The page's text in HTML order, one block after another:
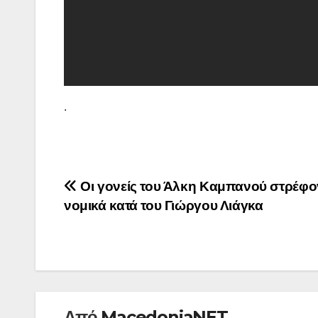
.
Πλοήγηση
άρθρων
Οι γονείς του Άλκη Καμπανού
νομικά κατά του Γιώργου Λιάγκα